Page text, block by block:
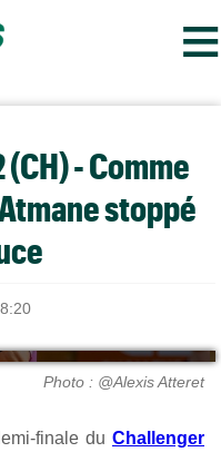
≡
- Comme
stoppé
Photo : @Alexis Atteret
finale du Challenger